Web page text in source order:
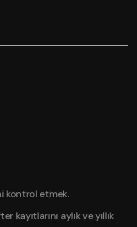
kontrol etmek.
kayıtlarını aylık ve yıllık